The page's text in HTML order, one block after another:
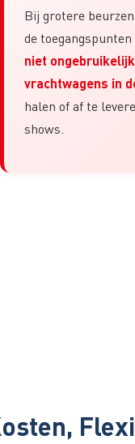
Bij grotere
de
niet
vrachtwagens in
halen of af te
shows.